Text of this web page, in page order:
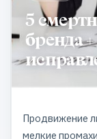
5
бренда
Продвижение
мелкие